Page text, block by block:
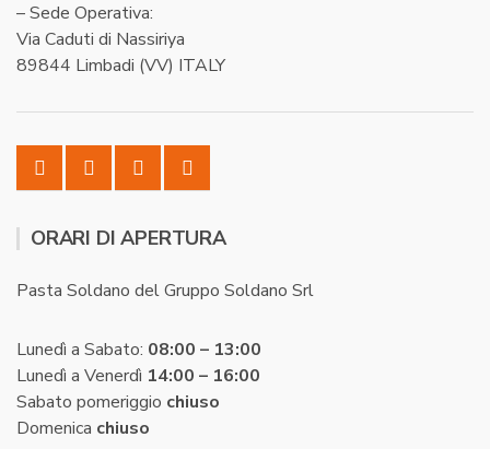
– Sede Operativa:
Via Caduti di Nassiriya
89844 Limbadi (VV) ITALY
ORARI DI APERTURA
Pasta Soldano del Gruppo Soldano Srl
Lunedì a Sabato: 08:00 – 13:00
Lunedì a Venerdì 14:00 – 16:00
Sabato pomeriggio chiuso
Domenica chiuso